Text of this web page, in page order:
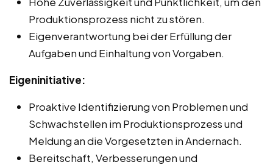
Produktionsprozess nicht zu stören.
Eigenverantwortung bei der Erfüllung der
Aufgaben und Einhaltung von Vorgaben.
Eigeninitiative:
Proaktive Identifizierung von Problemen und
Schwachstellen im Produktionsprozess und
Meldung an die Vorgesetzten in Andernach.
Bereitschaft, Verbesserungen und